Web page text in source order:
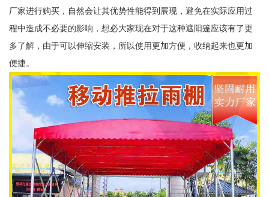
厂家进行购买，自然会让其优势性能得到展现，避免在实际应用过
程中造成不必要的影响，想必大家现在对于这种遮阳篷应该有了更
多了解，由于可以伸缩安装，所以使用更加方便，收纳起来也更加
便捷。